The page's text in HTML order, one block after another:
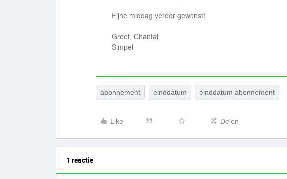
Fijne middag verder gewenst!
Groet, Chantal
Simpel
abonnement einddatum einddatum abonnement
Like Delen
1 reactie